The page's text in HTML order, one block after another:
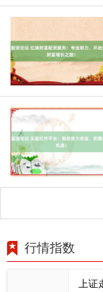
行情指数
上证